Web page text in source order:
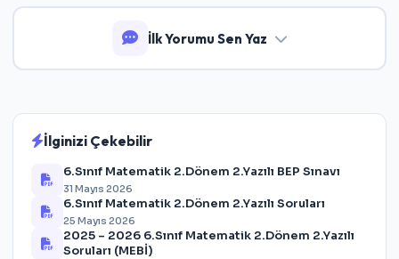
İlk Yorumu Sen Yaz
İlginizi Çekebilir
6.Sınıf Matematik 2.Dönem 2.Yazılı BEP Sınavı
31 Mayıs 2026
6.Sınıf Matematik 2.Dönem 2.Yazılı Soruları
25 Mayıs 2026
2025 – 2026 6.Sınıf Matematik 2.Dönem 2.Yazılı
Soruları (MEBİ)